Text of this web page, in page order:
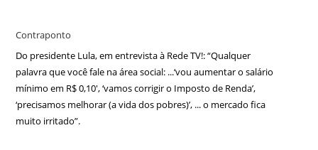
Contraponto
Do presidente Lula, em entrevista à Rede TV!: “Qualquer
palavra que você fale na área social: ...‘vou aumentar o salário
mínimo em R$ 0,10′, ‘vamos corrigir o Imposto de Renda’,
‘precisamos melhorar (a vida dos pobres)’, ... o mercado fica
muito irritado”.